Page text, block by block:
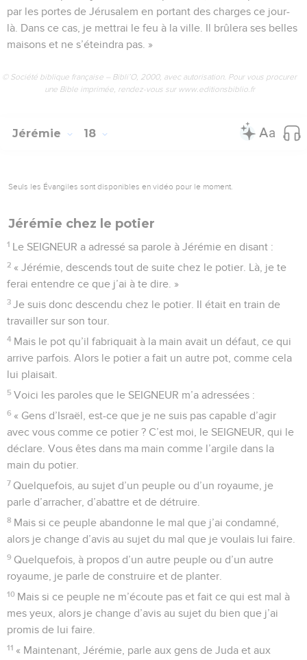
par les portes de Jérusalem en portant des charges ce jour-
là. Dans ce cas, je mettrai le feu à la ville. Il brûlera ses belles
maisons et ne s’éteindra pas. »
© Société biblique française – Bibli’O, 2000, avec autorisation. Pour vous procurer
une Bible imprimée, rendez-vous sur www.editionsbiblio.fr
Jérémie 18
Seuls les Évangiles sont disponibles en vidéo pour le moment.
Jérémie chez le potier
1 Le SEIGNEUR a adressé sa parole à Jérémie en disant :
2 « Jérémie, descends tout de suite chez le potier. Là, je te
ferai entendre ce que j’ai à te dire. »
3 Je suis donc descendu chez le potier. Il était en train de
travailler sur son tour.
4 Mais le pot qu’il fabriquait à la main avait un défaut, ce qui
arrive parfois. Alors le potier a fait un autre pot, comme cela
lui plaisait.
5 Voici les paroles que le SEIGNEUR m’a adressées :
6 « Gens d’Israël, est-ce que je ne suis pas capable d’agir
avec vous comme ce potier ? C’est moi, le SEIGNEUR, qui le
déclare. Vous êtes dans ma main comme l’argile dans la
main du potier.
7 Quelquefois, au sujet d’un peuple ou d’un royaume, je
parle d’arracher, d’abattre et de détruire.
8 Mais si ce peuple abandonne le mal que j’ai condamné,
alors je change d’avis au sujet du mal que je voulais lui faire.
9 Quelquefois, à propos d’un autre peuple ou d’un autre
royaume, je parle de construire et de planter.
10 Mais si ce peuple ne m’écoute pas et fait ce qui est mal à
mes yeux, alors je change d’avis au sujet du bien que j’ai
promis de lui faire.
11 « Maintenant, Jérémie, parle aux gens de Juda et aux